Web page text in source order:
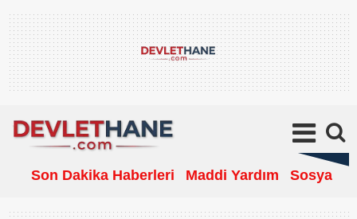
Son Dakika Haberleri Maddi Yardım Sosyal